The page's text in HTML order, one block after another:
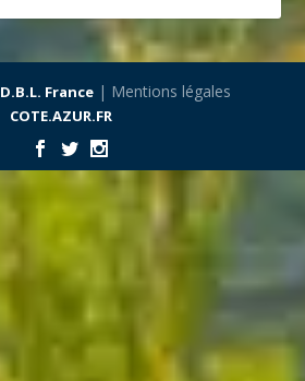
D.B.L. France| Mentions légales
COTE.AZUR.FR